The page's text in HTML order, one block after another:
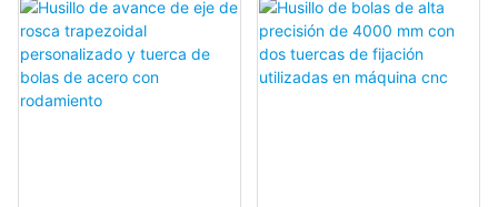
metal del buje de
aluminio de la manga
del OEM